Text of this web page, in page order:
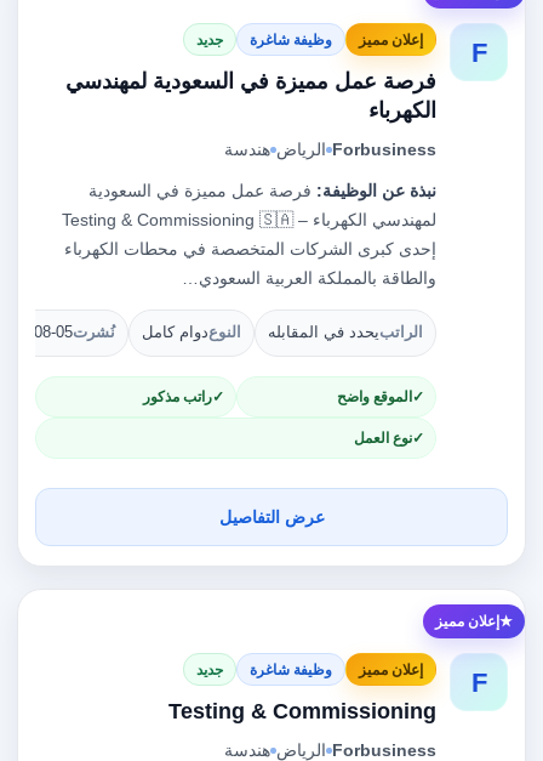
F إعلان مميز وظيفة شاغرة جديد
فرصة عمل مميزة في السعودية لمهندسي
الكهرباء
Forbusiness الرياض هندسة
نبذة عن الوظيفة: فرصة عمل مميزة في السعودية
لمهندسي الكهرباء – Testing & Commissioning 🇸🇦
إحدى كبرى الشركات المتخصصة في محطات الكهرباء
والطاقة بالمملكة العربية السعودي…
الراتبيحدد في المقابله النوعدوام كامل نُشرت08-05
الموقع واضح راتب مذكور
نوع العمل
عرض التفاصيل
إعلان مميز
F إعلان مميز وظيفة شاغرة جديد
Testing & Commissioning
Forbusiness الرياض هندسة